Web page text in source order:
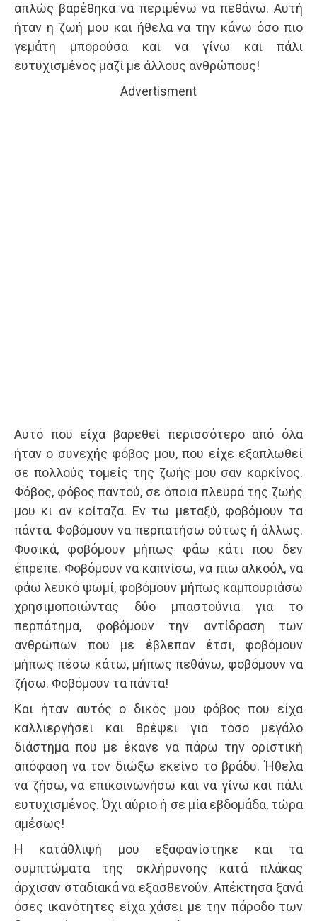
απλώς βαρέθηκα να περιμένω να πεθάνω. Αυτή
ήταν η ζωή μου και ήθελα να την κάνω όσο πιο
γεμάτη μπορούσα και να γίνω και πάλι
ευτυχισμένος μαζί με άλλους ανθρώπους!
Advertisment
Αυτό που είχα βαρεθεί περισσότερο από όλα
ήταν ο συνεχής φόβος μου, που είχε εξαπλωθεί
σε πολλούς τομείς της ζωής μου σαν καρκίνος.
Φόβος, φόβος παντού, σε όποια πλευρά της ζωής
μου κι αν κοίταζα. Εν τω μεταξύ, φοβόμουν τα
πάντα. Φοβόμουν να περπατήσω ούτως ή άλλως.
Φυσικά, φοβόμουν μήπως φάω κάτι που δεν
έπρεπε. Φοβόμουν να καπνίσω, να πιω αλκοόλ, να
φάω λευκό ψωμί, φοβόμουν μήπως καμπουριάσω
χρησιμοποιώντας δύο μπαστούνια για το
περπάτημα, φοβόμουν την αντίδραση των
ανθρώπων που με έβλεπαν έτσι, φοβόμουν
μήπως πέσω κάτω, μήπως πεθάνω, φοβόμουν να
ζήσω. Φοβόμουν τα πάντα!
Και ήταν αυτός ο δικός μου φόβος που είχα
καλλιεργήσει και θρέψει για τόσο μεγάλο
διάστημα που με έκανε να πάρω την οριστική
απόφαση να τον διώξω εκείνο το βράδυ. Ήθελα
να ζήσω, να επικοινωνήσω και να γίνω και πάλι
ευτυχισμένος. Όχι αύριο ή σε μία εβδομάδα, τώρα
αμέσως!
Η κατάθλιψή μου εξαφανίστηκε και τα
συμπτώματα της σκλήρυνσης κατά πλάκας
άρχισαν σταδιακά να εξασθενούν. Απέκτησα ξανά
όσες ικανότητες είχα χάσει με την πάροδο των